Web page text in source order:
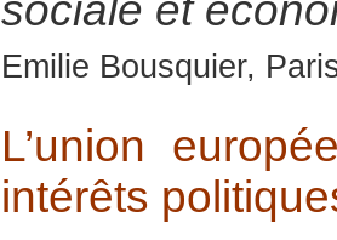
sociale et
Emilie Bousquier,
L’union
intérêts